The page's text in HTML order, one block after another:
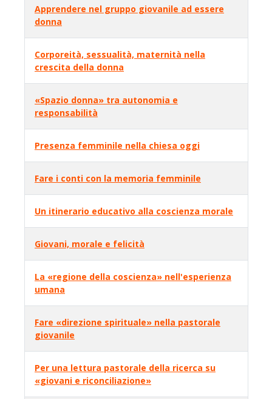
Apprendere nel gruppo giovanile ad essere
donna
Corporeità, sessualità, maternità nella
crescita della donna
«Spazio donna» tra autonomia e
responsabilità
Presenza femminile nella chiesa oggi
Fare i conti con la memoria femminile
Un itinerario educativo alla coscienza morale
Giovani, morale e felicità
La «regione della coscienza» nell'esperienza
umana
Fare «direzione spirituale» nella pastorale
giovanile
Per una lettura pastorale della ricerca su
«giovani e riconciliazione»